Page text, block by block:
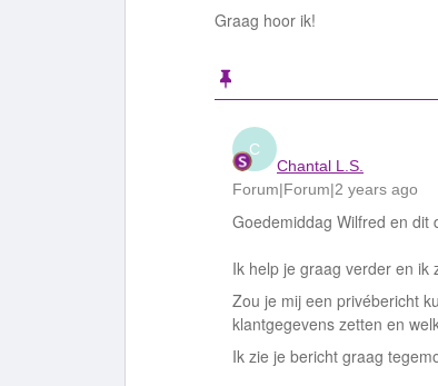
Graag hoor ik!
C
Chantal L.S.
Forum|Forum|2 years ago
Goedemiddag Wilfred en dit
Ik help je graag verder en ik
Zou je mij een privébericht
klantgegevens zetten en
Ik zie je bericht graag